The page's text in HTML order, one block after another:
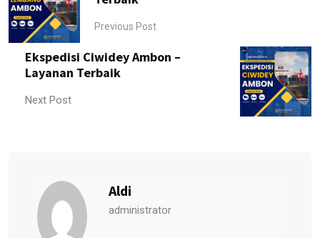
Previous Post
Ekspedisi Ciwidey Ambon –
Layanan Terbaik
Next Post
Aldi
administrator